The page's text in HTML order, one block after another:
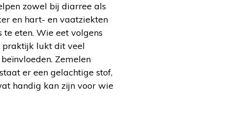
zowel bij diarree als
en hart- en vaatziekten
eten. Wie eet volgens
praktijk lukt dit veel
Zemelen
er een gelachtige stof,
handig kan zijn voor wie